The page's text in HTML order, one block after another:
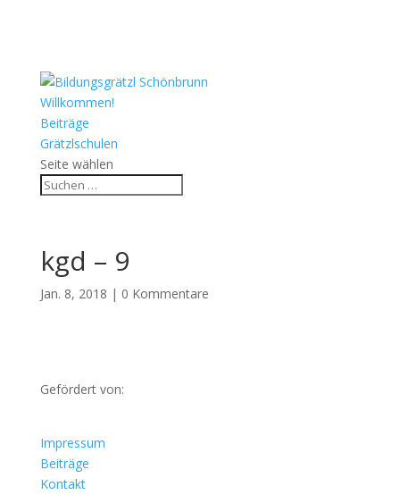
Willkommen!
Beiträge
Grätzlschulen
Seite wählen
kgd – 9
Jan. 8, 2018 | 0 Kommentare
Gefördert von:
Impressum
Beiträge
Kontakt